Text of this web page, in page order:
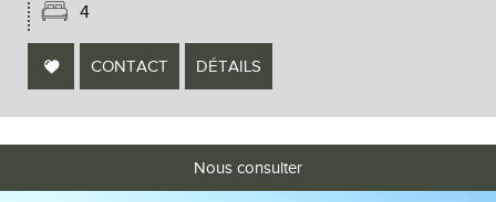
4
CONTACT DÉTAILS
Nous consulter